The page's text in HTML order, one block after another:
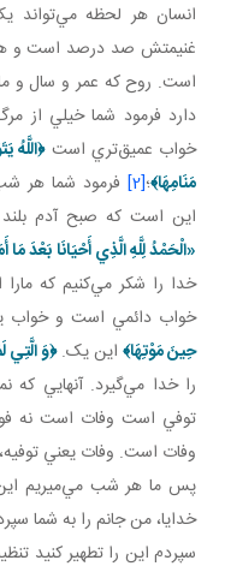
انسان هر لحظه مي‌تواند
غنيمتش صد درصد است و
است. روح که عمر و سال و
دارد فرمود شما خيلي از
خواب عميق‌تري است﴿
مَنَامِهَا﴾؛[2]
فرمود شما هر
اين است که صبح آدم بلند
«الْحَمْدُ لِلَّهِ الَّذِي أَحْيَانَا بَعْدَ مَا
خدا را شکر مي‌کنيم که مارا
خواب دائمي است و
حِينَ مَوْتِهَا﴾ اين يک.﴿وَ
را خدا مي‌گيرد. آنهايي که
توفي است وفات است نه
وفات است. وفات يعني
پس ما هر شب مي‌ميريم
خدايا، من جانم را به شما
سپردم اين را تطهير کنيد